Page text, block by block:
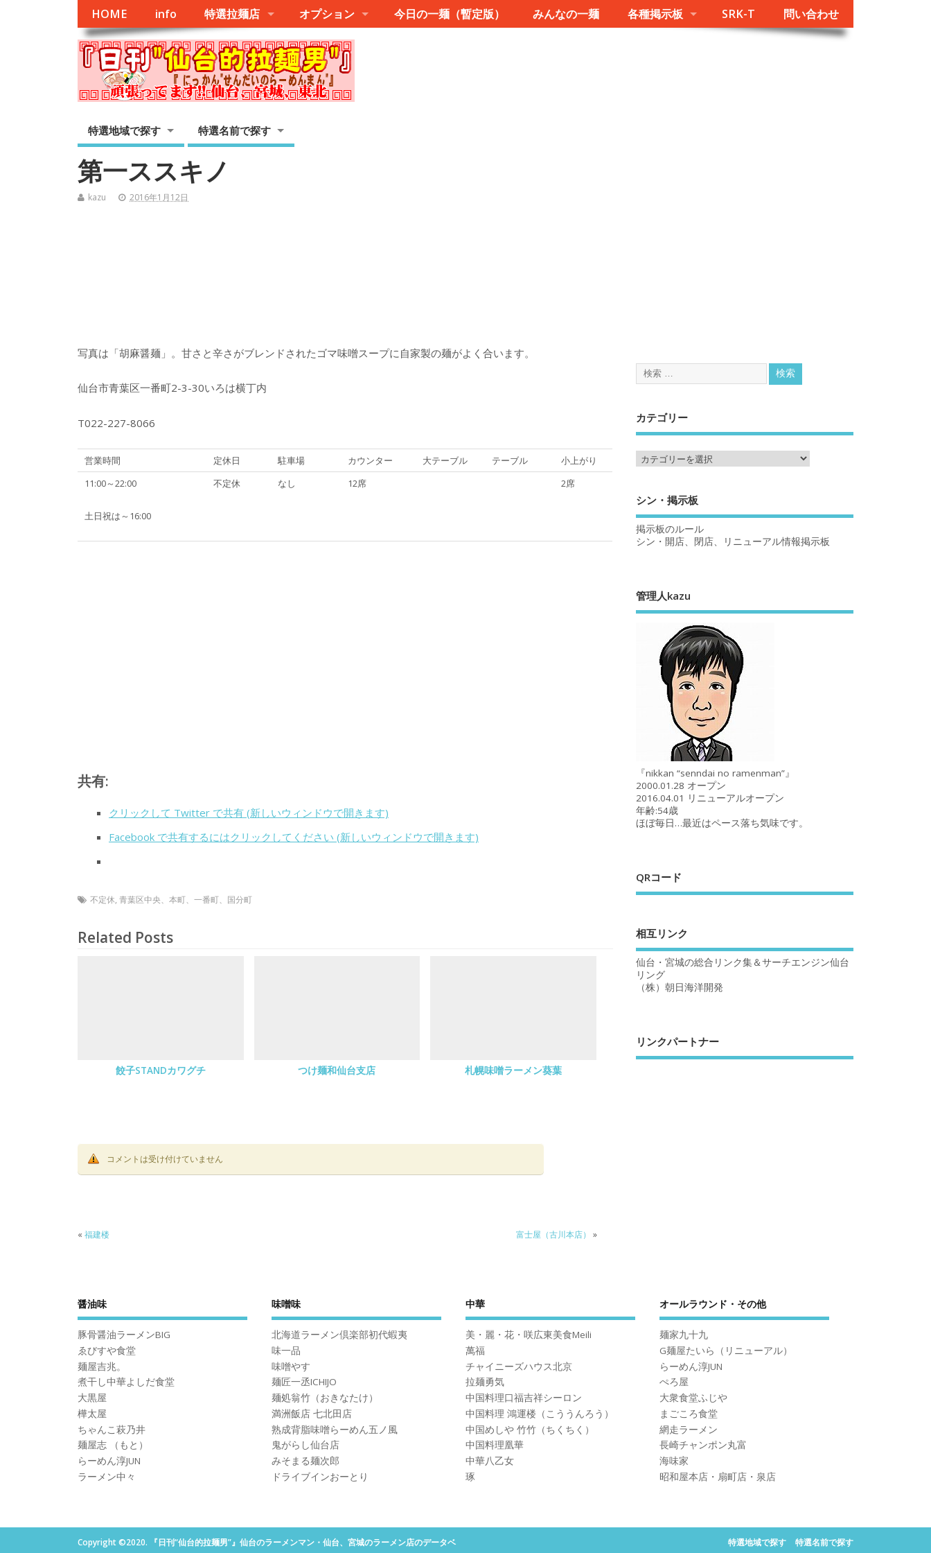
HOME info 特選拉麺店 オプション 今日の一麺（暫定版） みんなの一麺 各種掲示板 SRK-T 問い合わせ
特選地域で探す 特選名前で探す
第一ススキノ
kazu 2016年1月12日
写真は「胡麻醤麺」。甘さと辛さがブレンドされたゴマ味噌スープに自家製の麺がよく合います。
仙台市青葉区一番町2-3-30いろは横丁内
T022-227-8066
営業時間 定休日 駐車場 カウンター 大テーブル テーブル
小上がり
11:00～22:00
土日祝は～16:00
不定休 なし 12席 2席
共有:
クリックして Twitter で共有 (新しいウィンドウで開きます)
Facebook で共有するにはクリックしてください (新しいウィンドウで開きます)
不定休, 青葉区中央、本町、一番町、国分町
Related Posts
餃子STANDカワグチ つけ麺和仙台支店 札幌味噌ラーメン葵葉
コメントは受け付けていません
« 福建楼 富士屋（古川本店） »
カテゴリー
シン・掲示板
掲示板のルール
シン・開店、閉店、リニューアル情報掲示板
管理人kazu
『nikkan “senndai no ramenman”』
2000.01.28 オープン
2016.04.01 リニューアルオープン
年齢:54歳
ほぼ毎日…最近はペース落ち気味です。
QRコード
相互リンク
仙台・宮城の総合リンク集＆サーチエンジン仙台
リング
（株）朝日海洋開発
リンクパートナー
醤油味
豚骨醤油ラーメンBIG
ゑびすや食堂
麺屋吉兆。
煮干し中華よしだ食堂
大黒屋
樺太屋
ちゃんこ萩乃井
麺屋志 （もと）
らーめん淳JUN
ラーメン中々
味噌味
北海道ラーメン倶楽部初代蝦夷
味一品
味噌やす
麺匠一丞ICHIJO
麺処翁竹（おきなたけ）
満洲飯店 七北田店
熟成背脂味噌らーめん五ノ風
鬼がらし仙台店
みそまる麺次郎
ドライブインおーとり
中華
美・麗・花・咲広東美食Meili
萬福
チャイニーズハウス北京
拉麺勇気
中国料理口福吉祥シーロン
中国料理 鴻運楼（こううんろう）
中国めしや 竹竹（ちくちく）
中国料理凰華
中華八乙女
琢
オールラウンド・その他
麺家九十九
G麺屋たいら（リニューアル）
らーめん淳JUN
ぺろ屋
大衆食堂ふじや
まごころ食堂
網走ラーメン
長崎チャンポン丸富
海味家
昭和屋本店・扇町店・泉店
Copyright ©2020. 『日刊“仙台的拉麺男”』仙台のラーメンマン・仙台、宮城のラーメン店のデータベ
特選地域で探す 特選名前で探す